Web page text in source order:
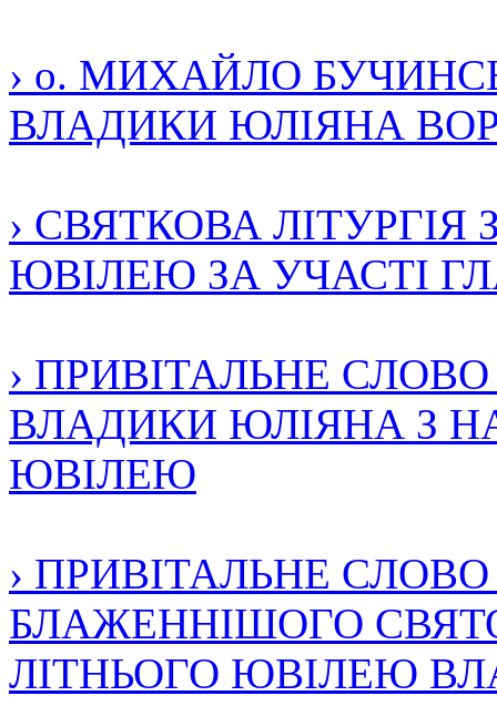
› о. МИХАЙЛО
ВЛАДИКИ ЮЛІЯНА
› СВЯТКОВА ЛІТУРГІЯ
ЮВІЛЕЮ ЗА УЧАСТІ
› ПРИВІТАЛЬНЕ
ВЛАДИКИ ЮЛІЯНА З
ЮВІЛЕЮ
› ПРИВІТАЛЬНЕ
БЛАЖЕННІШОГО
ЛІТНЬОГО ЮВІЛЕЮ